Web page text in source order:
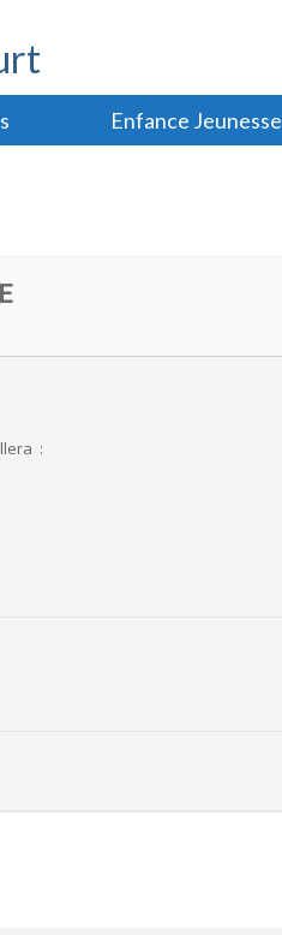
Enfance Jeunesse
: